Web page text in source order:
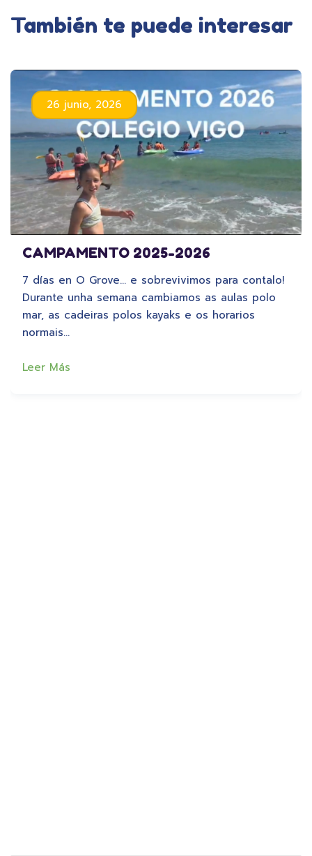
También te puede interesar
26 junio, 2026
CAMPAMENTO 2025-2026
7 días en O Grove… e sobrevivimos para contalo!
Durante unha semana cambiamos as aulas polo
mar, as cadeiras polos kayaks e os horarios
normais…
Leer Más